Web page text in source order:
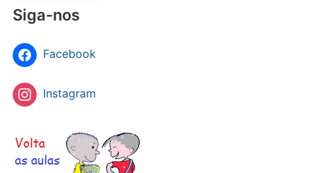
Siga-nos
Facebook
Instagram